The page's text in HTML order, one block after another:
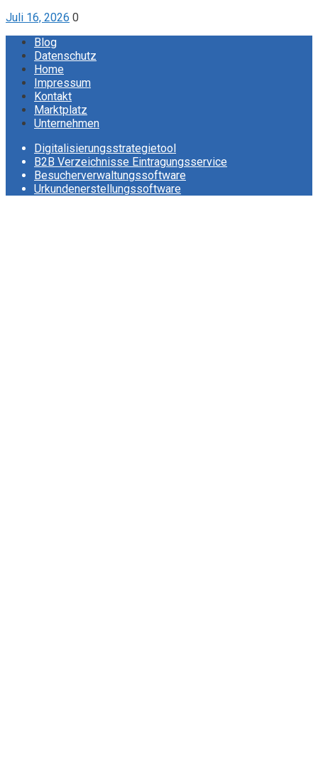
Juli 16, 2026 0
Blog
Datenschutz
Home
Impressum
Kontakt
Marktplatz
Unternehmen
Digitalisierungsstrategietool
B2B Verzeichnisse Eintragungsservice
Besucherverwaltungssoftware
Urkundenerstellungssoftware